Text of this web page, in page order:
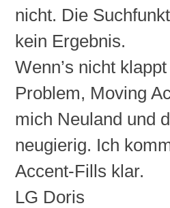
nicht. Die
kein Ergebnis.
Wenn’s nicht
Problem, Moving
mich Neuland und
neugierig. Ich
Accent-Fills klar.
LG Doris